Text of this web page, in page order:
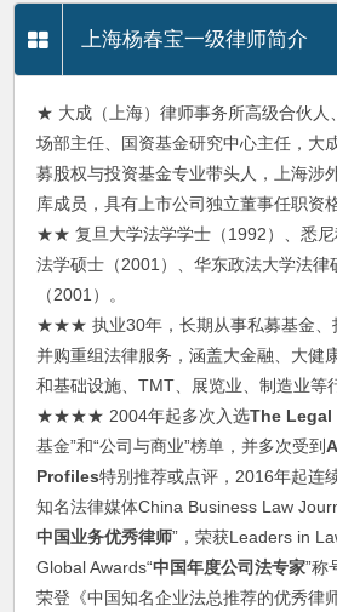
上海杨春宝一级律师简介
★ 大成（上海）律师事务所高级合伙人
场部主任、国资基金研究中心主任，大
募股权与投资基金专业带头人，上海涉
库成员，具有上市公司独立董事任职资格
★★ 复旦大学法学学士（1992）、悉尼
法学硕士（2001）、华东政法大学法律
（2001）。
★★★ 执业30年，长期从事私募基金、
并购重组法律服务，涵盖大金融、大健
和基础设施、TMT、展览业、制造业等
★★★★ 2004年起多次入选The Legal
基金”和“公司与商业”榜单，并多次受到
Profiles特别推荐或点评，2016年起连
知名法律媒体China Business Law
中国业务优秀律师”，荣获Leaders in
Global Awards“中国年度公司法专家”称
荣登《中国知名企业法总推荐的优秀律